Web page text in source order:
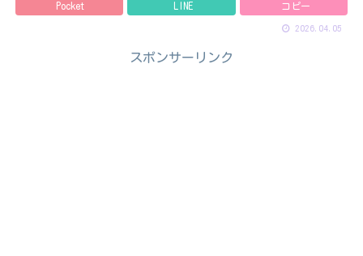
Pocket LINE コピー
2026.04.05
スポンサーリンク